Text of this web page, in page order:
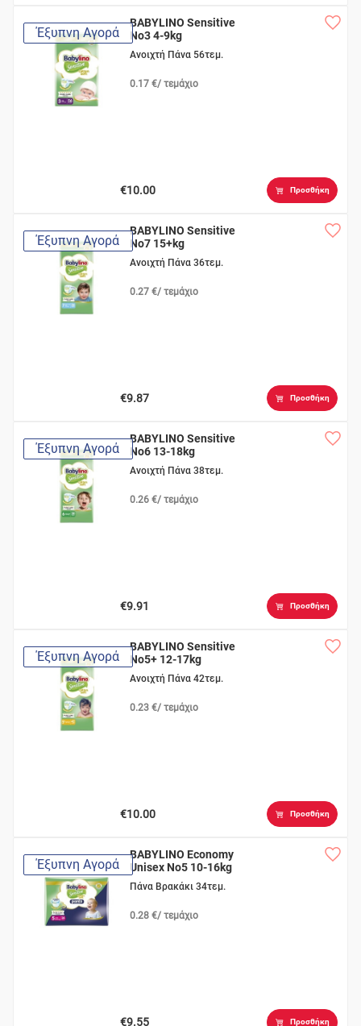
Έξυπνη Αγορά
BABYLINO Sensitive
No3 4-9kg
Ανοιχτή Πάνα 56τεμ.
0.17 €/ τεμάχιο
€10.00 Προσθήκη
Έξυπνη Αγορά
BABYLINO Sensitive
No7 15+kg
Ανοιχτή Πάνα 36τεμ.
0.27 €/ τεμάχιο
€9.87 Προσθήκη
Έξυπνη Αγορά
BABYLINO Sensitive
No6 13-18kg
Ανοιχτή Πάνα 38τεμ.
0.26 €/ τεμάχιο
€9.91 Προσθήκη
Έξυπνη Αγορά
BABYLINO Sensitive
No5+ 12-17kg
Ανοιχτή Πάνα 42τεμ.
0.23 €/ τεμάχιο
€10.00 Προσθήκη
Έξυπνη Αγορά
BABYLINO Economy
Unisex No5 10-16kg
Πάνα Βρακάκι 34τεμ.
0.28 €/ τεμάχιο
€9.55 Προσθήκη